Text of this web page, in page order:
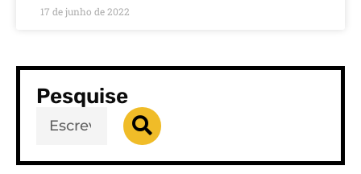
17 de junho de 2022
Pesquise